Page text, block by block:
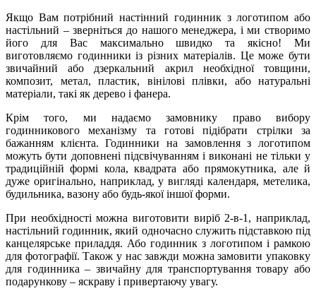
Якщо Вам потрібний настінний годинник з логотипом або
настільний – зверніться до нашого менеджера, і ми створимо
його для Вас максимально швидко та якісно! Ми
виготовляємо годинники із різних матеріалів. Це може бути
звичайний або дзеркальний акрил необхідної товщини,
композит, метал, пластик, вінілові плівки, або натуральні
матеріали, такі як дерево і фанера.
Крім того, ми надаємо замовнику право вибору
годинникового механізму та готові підібрати стрілки за
бажанням клієнта. Годинники на замовлення з логотипом
можуть бути доповнені підсвічуванням і виконані не тільки у
традиційній формі кола, квадрата або прямокутника, але й
дуже оригінально, наприклад, у вигляді календаря, метелика,
будильника, вазону або будь-якої іншої форми.
При необхідності можна виготовити виріб 2-в-1, наприклад,
настільний годинник, який одночасно служить підставкою під
канцелярське приладдя. Або годинник з логотипом і рамкою
для фотографії. Також у нас завжди можна замовити упаковку
для годинника – звичайну для транспортування товару або
подарункову – яскраву і привертаючу увагу.